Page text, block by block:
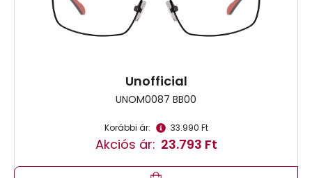
Unofficial
UNOM0087 BB00
Korábbi ár: 33.990 Ft
Akciós ár: 23.793 Ft